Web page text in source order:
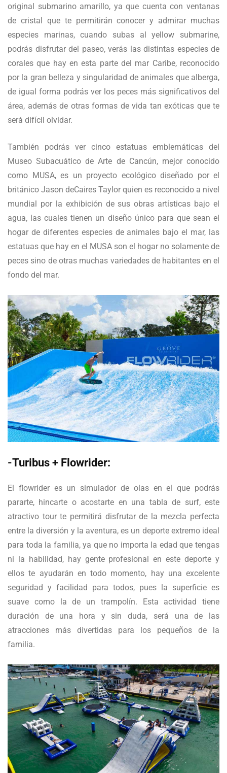
original submarino amarillo, ya que cuenta con ventanas
de cristal que te permitirán conocer y admirar muchas
especies marinas, cuando subas al yellow submarine,
podrás disfrutar del paseo, verás las distintas especies de
corales que hay en esta parte del mar Caribe, reconocido
por la gran belleza y singularidad de animales que alberga,
de igual forma podrás ver los peces más significativos del
área, además de otras formas de vida tan exóticas que te
será difícil olvidar.
También podrás ver cinco estatuas emblemáticas del
Museo Subacuático de Arte de Cancún, mejor conocido
como MUSA, es un proyecto ecológico diseñado por el
británico Jason deCaires Taylor quien es reconocido a nivel
mundial por la exhibición de sus obras artísticas bajo el
agua, las cuales tienen un diseño único para que sean el
hogar de diferentes especies de animales bajo el mar, las
estatuas que hay en el MUSA son el hogar no solamente de
peces sino de otras muchas variedades de habitantes en el
fondo del mar.
-Turibus + Flowrider:
El flowrider es un simulador de olas en el que podrás
pararte, hincarte o acostarte en una tabla de surf, este
atractivo tour te permitirá disfrutar de la mezcla perfecta
entre la diversión y la aventura, es un deporte extremo ideal
para toda la familia, ya que no importa la edad que tengas
ni la habilidad, hay gente profesional en este deporte y
ellos te ayudarán en todo momento, hay una excelente
seguridad y facilidad para todos, pues la superficie es
suave como la de un trampolín. Esta actividad tiene
duración de una hora y sin duda, será una de las
atracciones más divertidas para los pequeños de la
familia.